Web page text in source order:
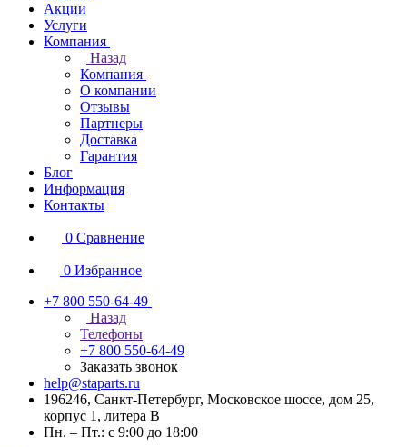
Акции
Услуги
Компания
Назад
Компания
О компании
Отзывы
Партнеры
Доставка
Гарантия
Блог
Информация
Контакты
0 Сравнение
0 Избранное
+7 800 550-64-49
Назад
Телефоны
+7 800 550-64-49
Заказать звонок
help@staparts.ru
196246, Санкт-Петербург, Московское шоссе, дом 25,
корпус 1, литера В
Пн. – Пт.: с 9:00 до 18:00